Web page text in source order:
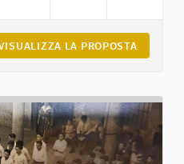
LA PROPOSTA